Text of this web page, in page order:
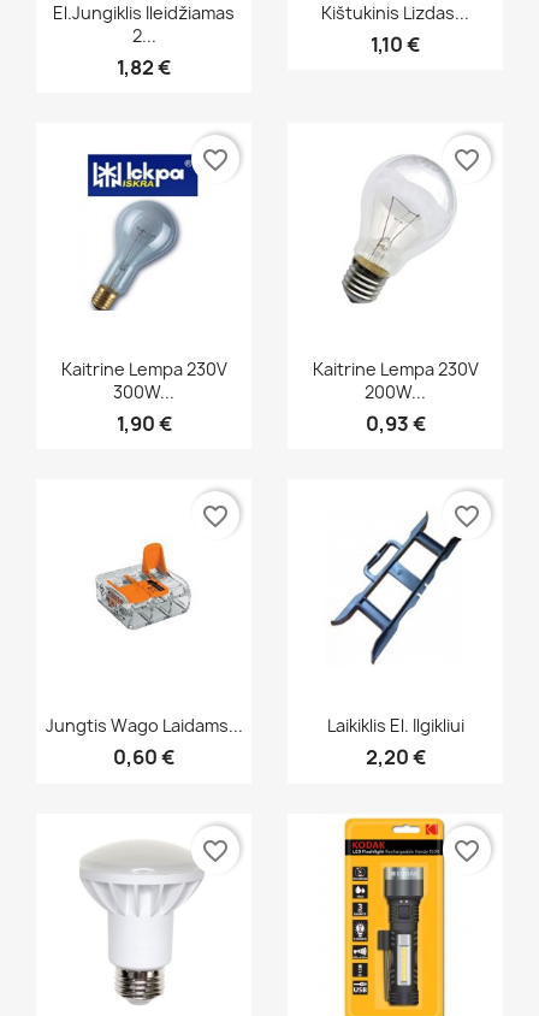
Greita peržiūra
El.jungiklis Ileidžiamas
2...
1,82 €
Greita peržiūra
Kištukinis Lizdas...
1,10 €
Greita peržiūra
Kaitrine Lempa 230V
300W...
1,90 €
favorite_border
Greita peržiūra
Kaitrine Lempa 230V
200W...
0,93 €
favorite_border
Greita peržiūra
Jungtis Wago Laidams...
0,60 €
favorite_border
Greita peržiūra
Laikiklis El. Ilgikliui
2,20 €
favorite_border
favorite_border favorite_border